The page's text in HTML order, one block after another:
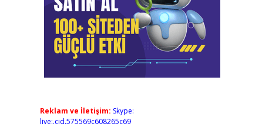
Reklam ve İletişim: Skype:
live:.cid.575569c608265c69